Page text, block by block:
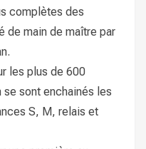
complètes des
de main de maître par
les plus de 600
sont enchainés les
S, M, relais et